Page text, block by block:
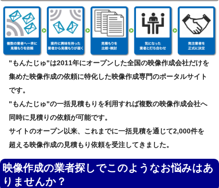
"もんたじゅ"は2011年にオープンした全国の映像作成会社だけを
集めた映像作成の依頼に特化した映像作成専門のポータルサイト
です。
"もんたじゅ"の一括見積もりを利用すれば複数の映像作成会社へ
同時に見積りの依頼が可能です。
サイトのオープン以来、これまでに一括見積を通じて2,000件を
超える映像作成の見積もり依頼を受注してきました。
映像作成の業者探しでこのようなお悩みはあ
りませんか？